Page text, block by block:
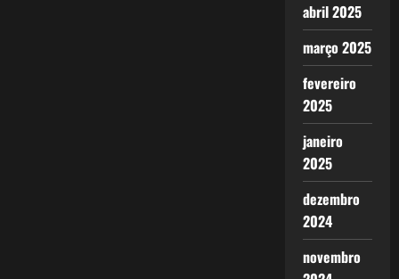
abril 2025
março 2025
fevereiro
2025
janeiro
2025
dezembro
2024
novembro